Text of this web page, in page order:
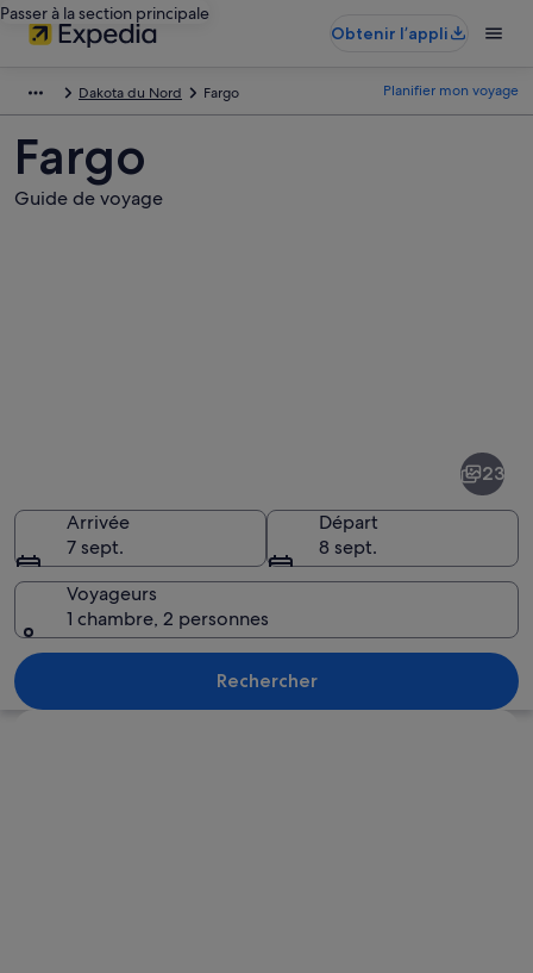
Passer à la section principale
Obtenir l’appli
Dakota du Nord Fargo Planifier mon voyage
Fargo
Guide de voyage
Un groupe de personnes pagayant
23
Arrivée
7 sept.
Départ
8 sept.
Voyageurs
1 chambre, 2 personnes
Rechercher